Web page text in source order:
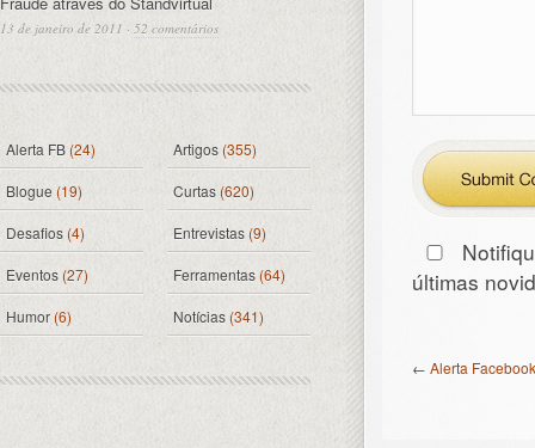
últimas
← Alerta
13 de janeiro de 2011 · 52 comentários
Alerta FB(24) Artigos (355)
Blogue (19) Curtas (620)
Desafios (4) Entrevistas (9)
Eventos(27) Ferramentas(64)
Humor (6) Notícias(341)